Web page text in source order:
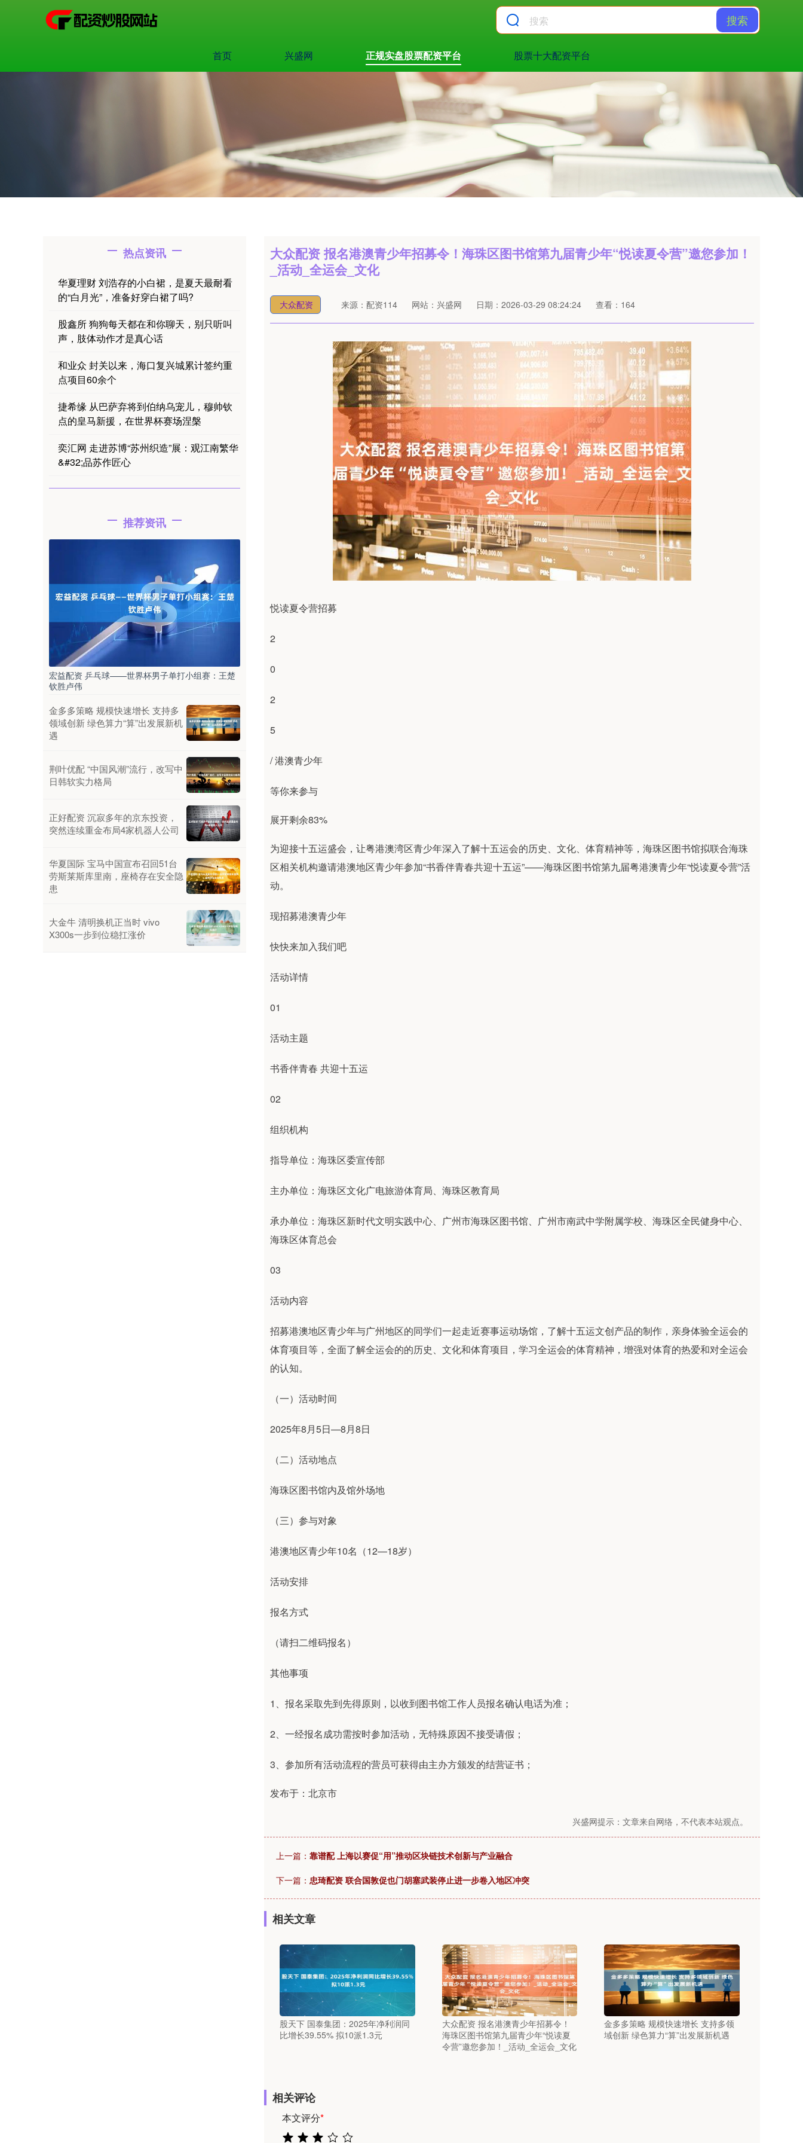
搜索
首页 兴盛网 正规实盘股票配资平台 股票十大配资平台
大众配资 报名港澳青少年招募令！海珠区图书馆第九届青少年“悦读夏令营”邀您参加！
_活动_全运会_文化
大众配资 来源：配资114 网站：兴盛网 日期：2026-03-29 08:24:24 查看：164
悦读夏令营招募
2
0
2
5
/ 港澳青少年
等你来参与
展开剩余83%
为迎接十五运盛会，让粤港澳湾区青少年深入了解十五运会的历史、文化、体育精神等，海珠区图书馆拟联合海珠
区相关机构邀请港澳地区青少年参加“书香伴青春共迎十五运”——海珠区图书馆第九届粤港澳青少年“悦读夏令营”活
动。
现招募港澳青少年
快快来加入我们吧
活动详情
01
活动主题
书香伴青春 共迎十五运
02
组织机构
指导单位：海珠区委宣传部
主办单位：海珠区文化广电旅游体育局、海珠区教育局
承办单位：海珠区新时代文明实践中心、广州市海珠区图书馆、广州市南武中学附属学校、海珠区全民健身中心、
海珠区体育总会
03
活动内容
招募港澳地区青少年与广州地区的同学们一起走近赛事运动场馆，了解十五运文创产品的制作，亲身体验全运会的
体育项目等，全面了解全运会的的历史、文化和体育项目，学习全运会的体育精神，增强对体育的热爱和对全运会
的认知。
（一）活动时间
2025年8月5日—8月8日
（二）活动地点
海珠区图书馆内及馆外场地
（三）参与对象
港澳地区青少年10名（12—18岁）
活动安排
报名方式
（请扫二维码报名）
其他事项
1、报名采取先到先得原则，以收到图书馆工作人员报名确认电话为准；
2、一经报名成功需按时参加活动，无特殊原因不接受请假；
3、参加所有活动流程的营员可获得由主办方颁发的结营证书；
发布于：北京市
兴盛网提示：文章来自网络，不代表本站观点。
上一篇： 靠谱配 上海以赛促“用”推动区块链技术创新与产业融合
下一篇： 忠琦配资 联合国敦促也门胡塞武装停止进一步卷入地区冲突
相关文章
股天下 国泰集团：2025年净利润同
比增长39.55% 拟10派1.3元
大众配资 报名港澳青少年招募令！
海珠区图书馆第九届青少年“悦读夏
令营”邀您参加！_活动_全运会_文化
金多多策略 规模快速增长 支持多领
域创新 绿色算力“算”出发展新机遇
相关评论
本文评分*
热点资讯
华夏理财 刘浩存的小白裙，是夏天最耐看
的“白月光”，准备好穿白裙了吗?
股鑫所 狗狗每天都在和你聊天，别只听叫
声，肢体动作才是真心话
和业众 封关以来，海口复兴城累计签约重
点项目60余个
捷希缘 从巴萨弃将到伯纳乌宠儿，穆帅钦
点的皇马新援，在世界杯赛场涅槃
奕汇网 走进苏博“苏州织造”展：观江南繁华
&#32;品苏作匠心
推荐资讯
宏益配资 乒乓球——世界杯男子单打小组赛：王楚
钦胜卢伟
金多多策略 规模快速增长 支持多
领域创新 绿色算力“算”出发展新机
遇
荆叶优配 “中国风潮”流行，改写中
日韩软实力格局
正好配资 沉寂多年的京东投资，
突然连续重金布局4家机器人公司
华夏国际 宝马中国宣布召回51台
劳斯莱斯库里南，座椅存在安全隐
患
大金牛 清明换机正当时 vivo
X300s一步到位稳扛涨价